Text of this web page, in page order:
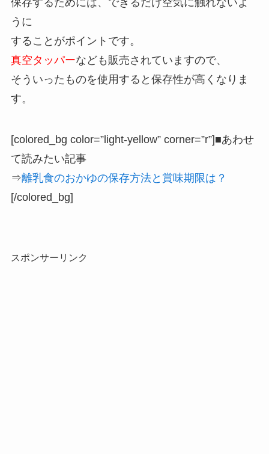
保存するためには、できるだけ空気に触れないよ
うに
することがポイントです。
真空タッパーなども販売されていますので、
そういったものを使用すると保存性が高くなりま
す。
[colored_bg color=”light‐yellow” corner=”r”]■あわせ
て読みたい記事
⇒離乳食のおかゆの保存方法と賞味期限は？
[/colored_bg]
スポンサーリンク